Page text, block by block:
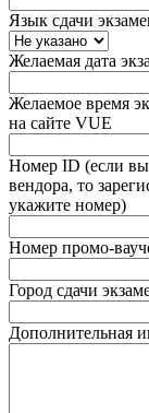
Язык сдачи
Желаемая дата
Желаемое время
на сайте VUE
Номер ID (если вы
вендора, то
укажите номер)
Номер промо-
Город сдачи
Дополнительная